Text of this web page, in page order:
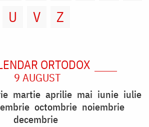
U
V Z
ORTODOX
9 AUGUST
martie aprilie mai iunie iulie
octombrie noiembrie
decembrie